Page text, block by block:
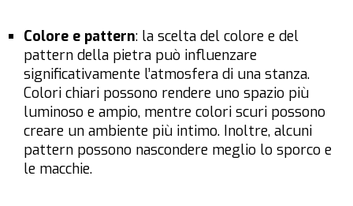
Colore e pattern: la scelta del colore e del
pattern della pietra può influenzare
significativamente l’atmosfera di una stanza.
Colori chiari possono rendere uno spazio più
luminoso e ampio, mentre colori scuri possono
creare un ambiente più intimo. Inoltre, alcuni
pattern possono nascondere meglio lo sporco e
le macchie.